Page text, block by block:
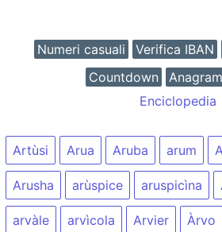
Numeri casuali Verifica IBAN
Countdown
Enciclopedia
Artùsi Arua Aruba arum
Arusha arùspice aruspicìna
arvàle arvìcola Arvier Àrvo